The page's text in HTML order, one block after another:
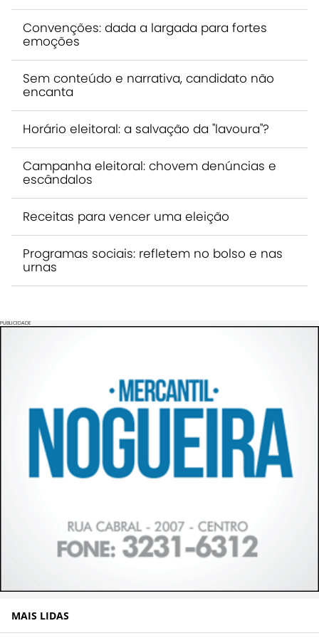
Convenções: dada a largada para fortes
emoções
Sem conteúdo e narrativa, candidato não
encanta
Horário eleitoral: a salvação da "lavoura"?
Campanha eleitoral: chovem denúncias e
escândalos
Receitas para vencer uma eleição
Programas sociais: refletem no bolso e nas
urnas
PUBLICIDADE
MAIS LIDAS